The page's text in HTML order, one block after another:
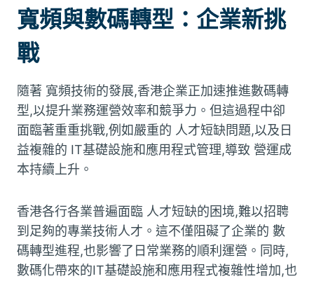
寬頻與數碼轉型：企業新挑
戰
隨著 寬頻技術的發展,香港企業正加速推進數碼轉
型,以提升業務運營效率和競爭力。但這過程中卻
面臨著重重挑戰,例如嚴重的 人才短缺問題,以及日
益複雜的 IT基礎設施和應用程式管理,導致 營運成
本持續上升。
香港各行各業普遍面臨 人才短缺的困境,難以招聘
到足夠的專業技術人才。這不僅阻礙了企業的 數
碼轉型進程,也影響了日常業務的順利運營。同時,
數碼化帶來的IT基礎設施和應用程式複雜性增加,也